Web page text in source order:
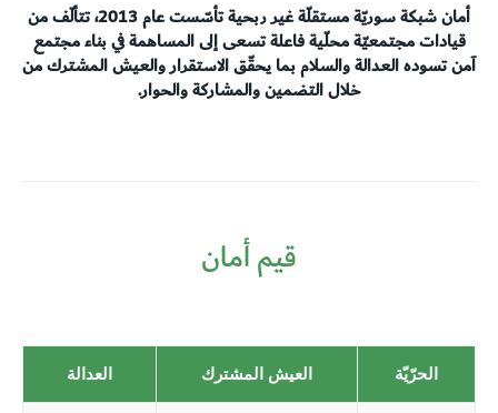
أمان شبكة سوريّة مستقلّة غير ربحية تأسّست عام 2013، تتألّف من
قيادات مجتمعيّة محلّية فاعلة تسعى إلى المساهمة في بناء مجتمع
آمن تسوده العدالة والسلام بما يحقّق الاستقرار والعيش المشترك من
خلال التضمين والمشاركة والحوار.
قيم أمان
الحرّيّة العيش المشترك العدالة